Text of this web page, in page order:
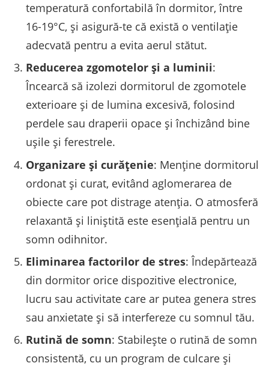
temperatură confortabilă în dormitor, între
16-19°C, și asigură-te că există o ventilație
adecvată pentru a evita aerul stătut.
Reducerea zgomotelor și a luminii:
Încearcă să izolezi dormitorul de zgomotele
exterioare și de lumina excesivă, folosind
perdele sau draperii opace și închizând bine
ușile și ferestrele.
Organizare și curățenie: Menține dormitorul
ordonat și curat, evitând aglomerarea de
obiecte care pot distrage atenția. O atmosferă
relaxantă și liniștită este esențială pentru un
somn odihnitor.
Eliminarea factorilor de stres: Îndepărtează
din dormitor orice dispozitive electronice,
lucru sau activitate care ar putea genera stres
sau anxietate și să interfereze cu somnul tău.
Rutină de somn: Stabilește o rutină de somn
consistentă, cu un program de culcare și